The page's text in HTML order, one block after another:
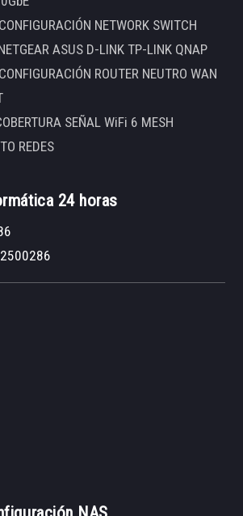
NETWORK SWITCH
ASUS D-LINK TP-LINK QNAP
ROUTER NEUTRO WAN
SEÑAL WiFi 6 MESH
REDES
24 horas